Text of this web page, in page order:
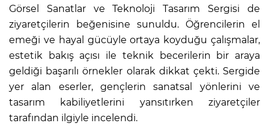
Görsel Sanatlar ve Teknoloji Tasarım Sergisi de
ziyaretçilerin beğenisine sunuldu. Öğrencilerin el
emeği ve hayal gücüyle ortaya koyduğu çalışmalar,
estetik bakış açısı ile teknik becerilerin bir araya
geldiği başarılı örnekler olarak dikkat çekti. Sergide
yer alan eserler, gençlerin sanatsal yönlerini ve
tasarım kabiliyetlerini yansıtırken ziyaretçiler
tarafından ilgiyle incelendi.